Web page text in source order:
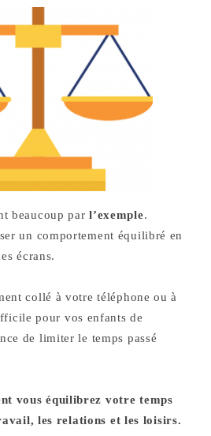
beaucoup parl’exemple.
un comportement équilibré en
écrans.
collé à votre téléphone ou à
pour vos enfants de
de limiter le temps passé
vous équilibrez votre temps
les relations et les loisirs.